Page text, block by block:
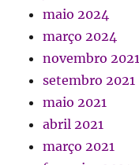
maio 2024
março 2024
novembro 2021
setembro 2021
maio 2021
abril 2021
março 2021